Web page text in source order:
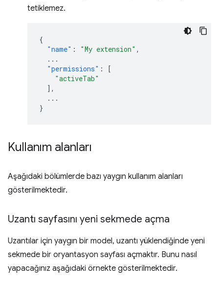
tetiklemez.
{
"name" : "My extension" ,
...
"permissions" :
[
"activeTab"
],
...
}
Kullanım alanları
Aşağıdaki bölümlerde bazı yaygın kullanım alanları
gösterilmektedir.
Uzantı sayfasını yeni sekmede açma
Uzantılar için yaygın bir model, uzantı yüklendiğinde yeni
sekmede bir oryantasyon sayfası açmaktır. Bunu nasıl
yapacağınız aşağıdaki örnekte gösterilmektedir.